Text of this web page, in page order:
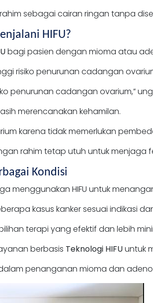
sebagai cairan ringan tanpa
HIFU?
bagi pasien dengan mioma atau
risiko penurunan cadangan
penurunan cadangan ovarium,”
merencanakan kehamilan.
karena tidak memerlukan
rahim tetap utuh untuk menjaga
Kondisi
menggunakan HIFU untuk
kasus kanker sesuai indikasi
terapi yang efektif dan lebih
berbasis Teknologi HIFUuntuk
penanganan mioma dan